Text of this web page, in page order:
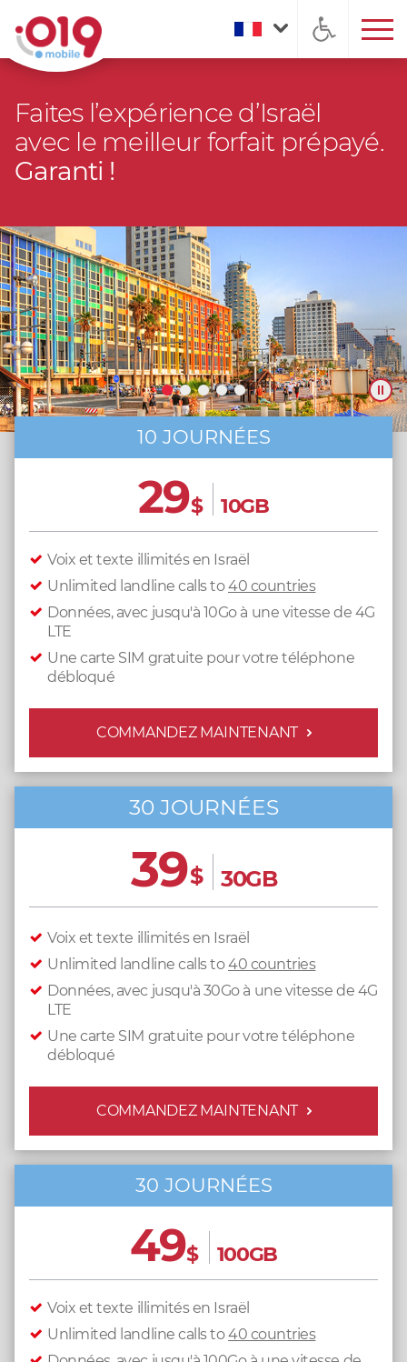
Faites l’expérience d’Israël
avec le meilleur forfait prépayé.
Garanti !
10 JOURNÉES
29$ 10GB
Voix et texte illimités en Israël
Unlimited landline calls to40 countries
Données, avec jusqu'à 10Go à une vitesse de 4G
LTE
Une carte SIM gratuite pour votre téléphone
débloqué
COMMANDEZ MAINTENANT
30 JOURNÉES
39$ 30GB
Voix et texte illimités en Israël
Unlimited landline calls to40 countries
Données, avec jusqu'à 30Go à une vitesse de 4G
LTE
Une carte SIM gratuite pour votre téléphone
débloqué
COMMANDEZ MAINTENANT
30 JOURNÉES
49$ 100GB
Voix et texte illimités en Israël
Unlimited landline calls to40 countries